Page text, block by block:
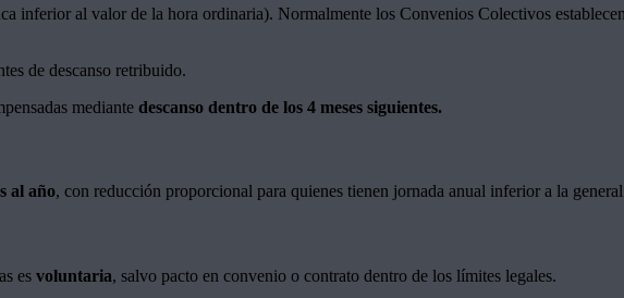
inferior al valor de la hora ordinaria). Normalmente los Convenios Colectivos
de descanso retribuido.
mediante descanso dentro de los 4 meses siguientes.
al año, con reducción proporcional para quienes tienen jornada anual inferior a la
es voluntaria, salvo pacto en convenio o contrato dentro de los límites legales.